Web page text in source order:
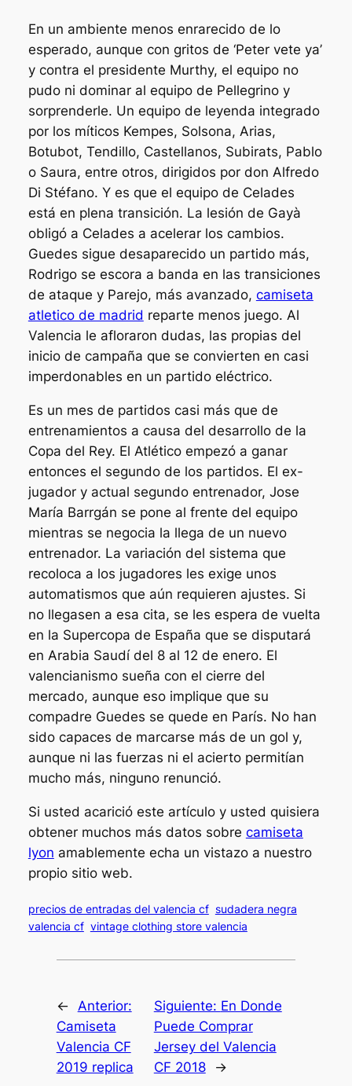
En un ambiente menos enrarecido de lo
esperado, aunque con gritos de ‘Peter vete ya’
y contra el presidente Murthy, el equipo no
pudo ni dominar al equipo de Pellegrino y
sorprenderle. Un equipo de leyenda integrado
por los míticos Kempes, Solsona, Arias,
Botubot, Tendillo, Castellanos, Subirats, Pablo
o Saura, entre otros, dirigidos por don Alfredo
Di Stéfano. Y es que el equipo de Celades
está en plena transición. La lesión de Gayà
obligó a Celades a acelerar los cambios.
Guedes sigue desaparecido un partido más,
Rodrigo se escora a banda en las transiciones
de ataque y Parejo, más avanzado, camiseta
atletico de madrid reparte menos juego. Al
Valencia le afloraron dudas, las propias del
inicio de campaña que se convierten en casi
imperdonables en un partido eléctrico.
Es un mes de partidos casi más que de
entrenamientos a causa del desarrollo de la
Copa del Rey. El Atlético empezó a ganar
entonces el segundo de los partidos. El ex-
jugador y actual segundo entrenador, Jose
María Barrgán se pone al frente del equipo
mientras se negocia la llega de un nuevo
entrenador. La variación del sistema que
recoloca a los jugadores les exige unos
automatismos que aún requieren ajustes. Si
no llegasen a esa cita, se les espera de vuelta
en la Supercopa de España que se disputará
en Arabia Saudí del 8 al 12 de enero. El
valencianismo sueña con el cierre del
mercado, aunque eso implique que su
compadre Guedes se quede en París. No han
sido capaces de marcarse más de un gol y,
aunque ni las fuerzas ni el acierto permitían
mucho más, ninguno renunció.
Si usted acarició este artículo y usted quisiera
obtener muchos más datos sobre camiseta
lyon amablemente echa un vistazo a nuestro
propio sitio web.
precios de entradas del valencia cf sudadera negra
valencia cf vintage clothing store valencia
←
Anterior:
Camiseta
Valencia CF
2019 replica
Siguiente: En Donde
Puede Comprar
Jersey del Valencia
CF 2018
→